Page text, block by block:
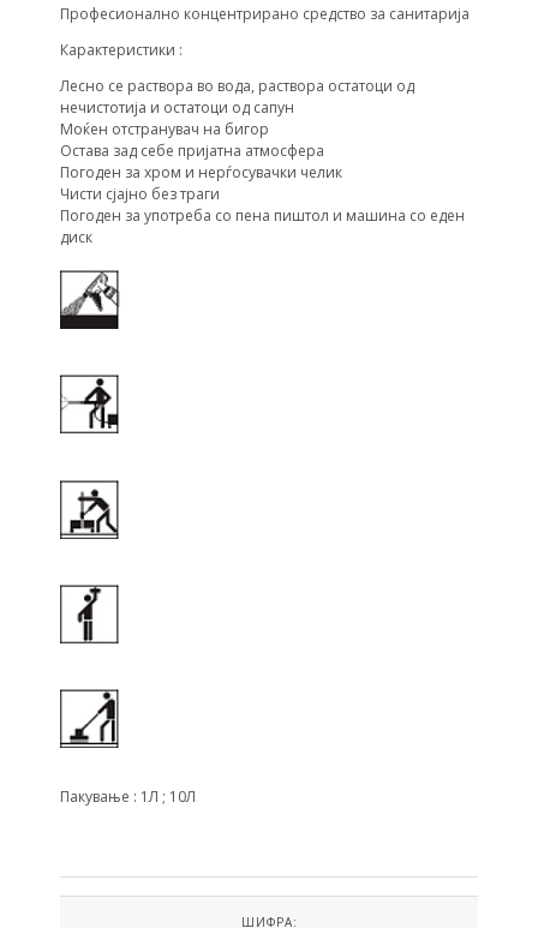
Професионално концентрирано средство за санитарија
Карактеристики :
Лесно се раствора во вода, раствора остатоци од
нечистотија и остатоци од сапун
Моќен отстранувач на бигор
Остава зад себе пријатна атмосфера
Погоден за хром и нерѓосувачки челик
Чисти сјајно без траги
Погоден за употреба со пена пиштол и машина со еден
диск
Пакување : 1Л ; 10Л
ШИФРА: